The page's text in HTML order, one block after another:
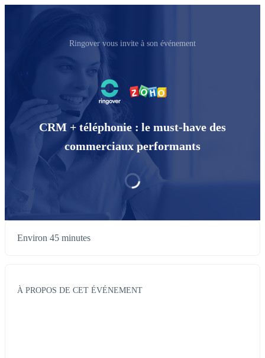
Ringover vous invite à son événement
CRM + téléphonie : le must-have des
commerciaux performants
Environ 45 minutes
À PROPOS DE CET ÉVÉNEMENT